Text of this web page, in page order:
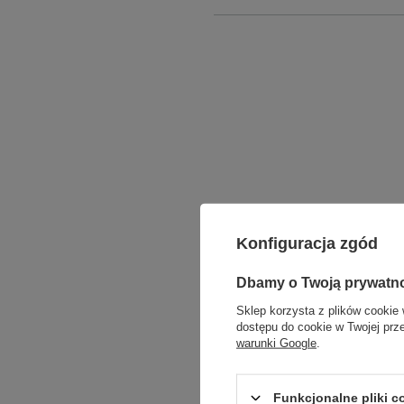
PROPONUJEMY
Konfiguracja zgód
Dbamy o Twoją
Sklep korzysta z plików cookie
dostępu do cookie w Twojej
warunki Google
Funkcjonalne pliki